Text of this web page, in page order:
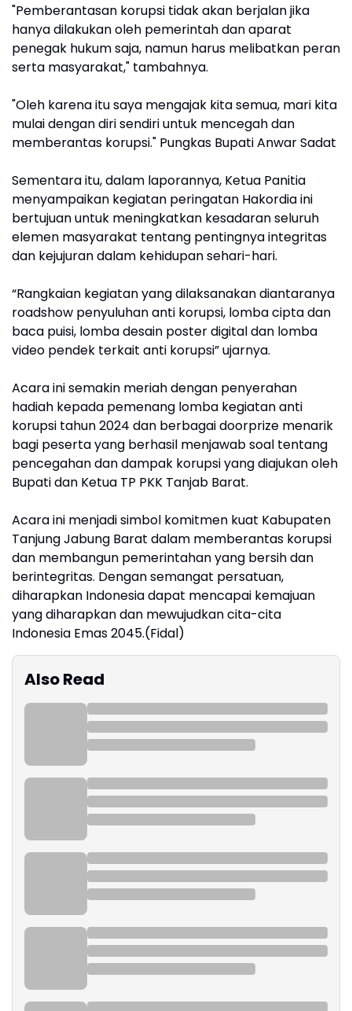
"Pemberantasan korupsi tidak akan berjalan jika
hanya dilakukan oleh pemerintah dan aparat
penegak hukum saja, namun harus melibatkan peran
serta masyarakat," tambahnya.
"Oleh karena itu saya mengajak kita semua, mari kita
mulai dengan diri sendiri untuk mencegah dan
memberantas korupsi." Pungkas Bupati Anwar Sadat
Sementara itu, dalam laporannya, Ketua Panitia
menyampaikan kegiatan peringatan Hakordia ini
bertujuan untuk meningkatkan kesadaran seluruh
elemen masyarakat tentang pentingnya integritas
dan kejujuran dalam kehidupan sehari-hari.
“Rangkaian kegiatan yang dilaksanakan diantaranya
roadshow penyuluhan anti korupsi, lomba cipta dan
baca puisi, lomba desain poster digital dan lomba
video pendek terkait anti korupsi” ujarnya.
Acara ini semakin meriah dengan penyerahan
hadiah kepada pemenang lomba kegiatan anti
korupsi tahun 2024 dan berbagai doorprize menarik
bagi peserta yang berhasil menjawab soal tentang
pencegahan dan dampak korupsi yang diajukan oleh
Bupati dan Ketua TP PKK Tanjab Barat.
Acara ini menjadi simbol komitmen kuat Kabupaten
Tanjung Jabung Barat dalam memberantas korupsi
dan membangun pemerintahan yang bersih dan
berintegritas. Dengan semangat persatuan,
diharapkan Indonesia dapat mencapai kemajuan
yang diharapkan dan mewujudkan cita-cita
Indonesia Emas 2045.(Fidal)
Also Read